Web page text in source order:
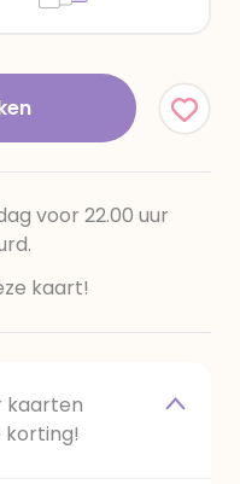
voor 22.00 uur
kaart!
kaarten